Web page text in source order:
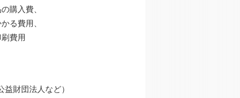
購入費、
る費用、
費用
財団法人など）